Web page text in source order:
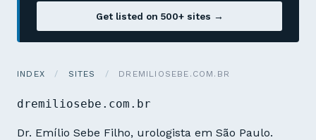
Get listed on 500+ sites →
INDEX / SITES / DREMILIOSEBE.COM.BR
dremiliosebe.com.br
Dr. Emílio Sebe Filho, urologista em São Paulo.